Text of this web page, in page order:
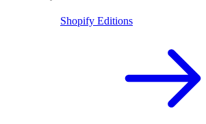
Shopify Editions